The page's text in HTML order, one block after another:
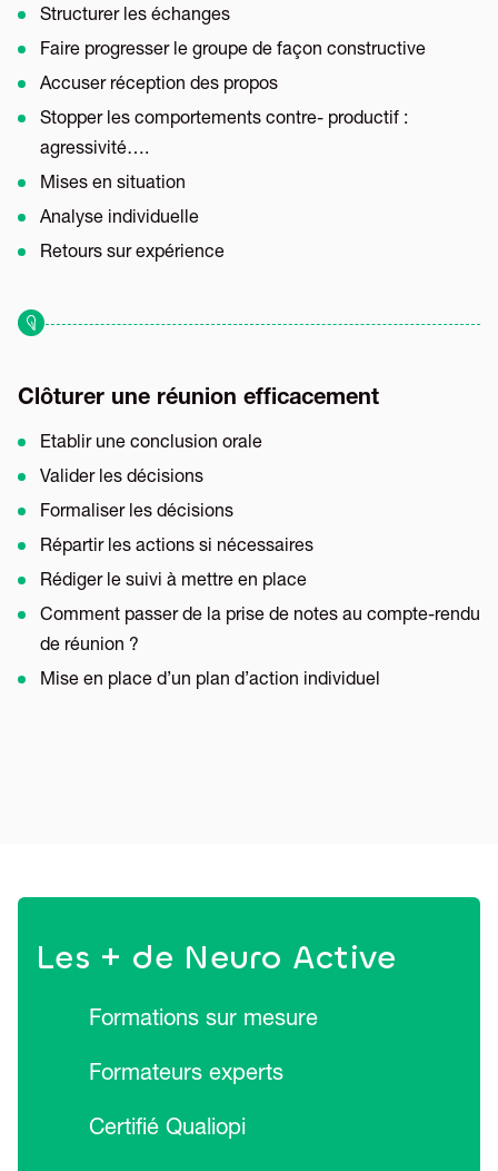
Structurer les échanges
Faire progresser le groupe de façon constructive
Accuser réception des propos
Stopper les comportements contre- productif :
agressivité….
Mises en situation
Analyse individuelle
Retours sur expérience
Clôturer une réunion efficacement
Etablir une conclusion orale
Valider les décisions
Formaliser les décisions
Répartir les actions si nécessaires
Rédiger le suivi à mettre en place
Comment passer de la prise de notes au compte-rendu
de réunion ?
Mise en place d’un plan d’action individuel
Les + de Neuro Active
Formations sur mesure
Formateurs experts
Certifié Qualiopi